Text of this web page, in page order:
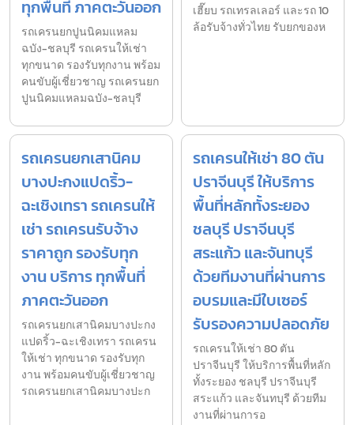
ทุกพื้นที่ ภาคตะวันออก
รถเครนยกปูนนิคมแหลม
ฉบัง-ชลบุรี รถเครนให้เช่า
ทุกขนาด รองรับทุกงาน พร้อม
คนขับผู้เชี่ยวชาญ รถเครนยก
ปูนนิคมแหลมฉบัง-ชลบุรี
เฮี๊ยบ รถเทรลเลอร์ และรถ 10
ล้อรับจ้างทั่วไทย รับยกของห
รถเครนยกเสานิคม
บางปะกงแปดริ้ว-
ฉะเชิงเทรา รถเครนให้
เช่า รถเครนรับจ้าง
ราคาถูก รองรับทุก
งาน บริการ ทุกพื้นที่
ภาคตะวันออก
รถเครนยกเสานิคมบางปะกง
แปดริ้ว-ฉะเชิงเทรา รถเครน
ให้เช่า ทุกขนาด รองรับทุก
งาน พร้อมคนขับผู้เชี่ยวชาญ
รถเครนยกเสานิคมบางปะก
รถเครนให้เช่า 80 ตัน
ปราจีนบุรี ให้บริการ
พื้นที่หลักทั้งระยอง
ชลบุรี ปราจีนบุรี
สระแก้ว และจันทบุรี
ด้วยทีมงานที่ผ่านการ
อบรมและมีใบเซอร์
รับรองความปลอดภัย
รถเครนให้เช่า 80 ตัน
ปราจีนบุรี ให้บริการพื้นที่หลัก
ทั้งระยอง ชลบุรี ปราจีนบุรี
สระแก้ว และจันทบุรี ด้วยทีม
งานที่ผ่านการอ